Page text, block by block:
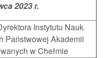
2023 r.
Instytutu Nauk
Państwowej Akademii
w Chełmie